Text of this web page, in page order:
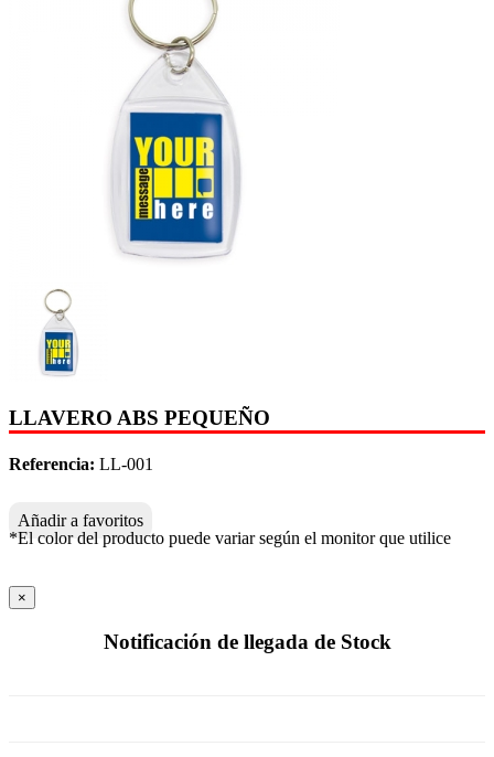
LLAVERO ABS PEQUEÑO
Referencia: LL-001
Añadir a favoritos
*El color del producto puede variar según el monitor que utilice
×
Notificación de llegada de Stock